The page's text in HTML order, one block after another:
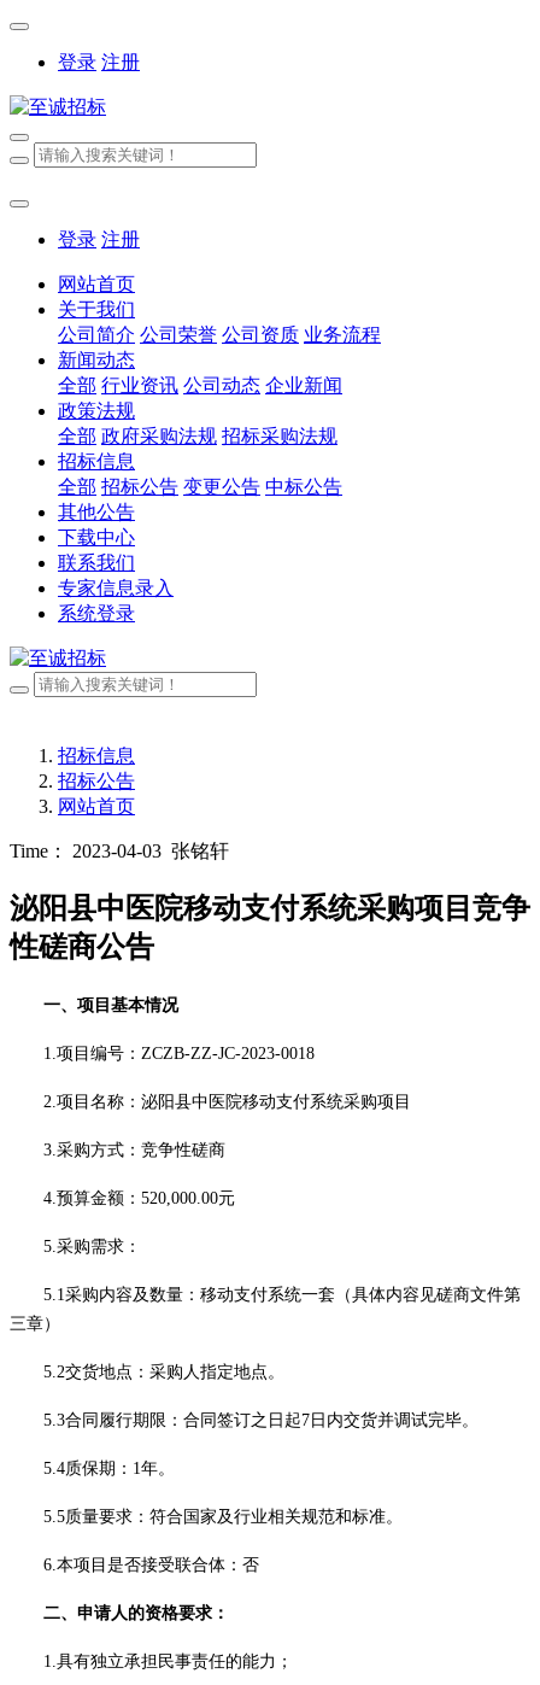
登录 注册
登录 注册
网站首页
关于我们
公司简介 公司荣誉 公司资质 业务流程
新闻动态
全部 行业资讯 公司动态 企业新闻
政策法规
全部 政府采购法规 招标采购法规
招标信息
全部 招标公告 变更公告 中标公告
其他公告
下载中心
联系我们
专家信息录入
系统登录
招标信息
招标公告
网站首页
Time： 2023-04-03 张铭轩
泌阳县中医院移动支付系统采购项目竞争
性磋商公告
一、项目基本情况
1.项目编号： ZCZB-ZZ-JC-2023-0018
2.项目名称： 泌阳县中医院移动支付系统采购项目
3.采购方式： 竞争性磋商
4.预算金额： 520,000.00元
5.采购需求：
5.1采购内容及数量： 移动支付系统一套 （具体内容见磋商文件第
三章）
5.2交货地点： 采购人指定地点。
5.3合同履行期限 ： 合同签订之日起7日内交货并调试完毕。
5.4质保期： 1年。
5.5质量要求：符合国家及行业相关规范和标准。
6.本项目是否接受联合体：否
二、申请人的资格要求：
1.具有独立承担民事责任的能力；